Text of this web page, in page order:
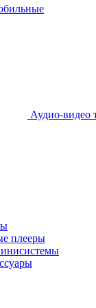
Аудио-видео
плееры